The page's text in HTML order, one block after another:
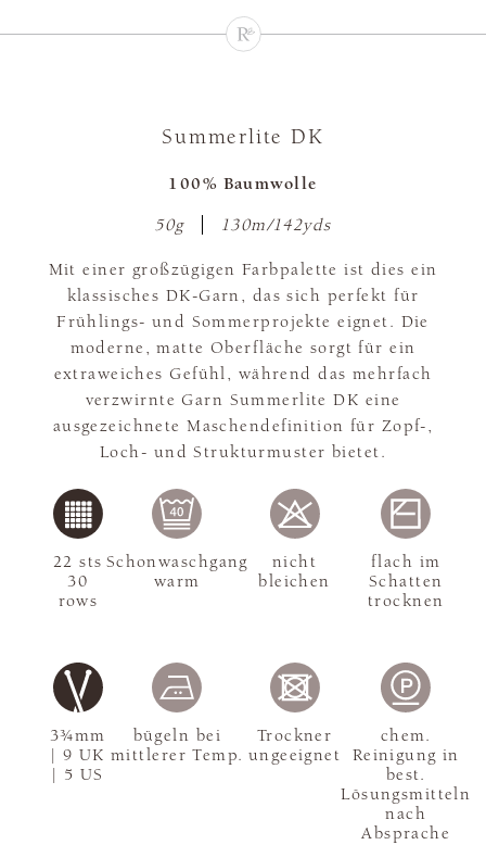
Summerlite DK
100% Baumwolle
50g 130m/142yds
Mit einer großzügigen Farbpalette ist dies ein
klassisches DK-Garn, das sich perfekt für
Frühlings- und Sommerprojekte eignet. Die
moderne, matte Oberfläche sorgt für ein
extraweiches Gefühl, während das mehrfach
verzwirnte Garn Summerlite DK eine
ausgezeichnete Maschendefinition für Zopf-,
Loch- und Strukturmuster bietet.
3¾mm
| 9 UK
| 5 US
22 sts
30
rows
Schonwaschgang
warm
nicht
bleichen
flach im
Schatten
trocknen
bügeln bei
mittlerer Temp.
Trockner
ungeeignet
chem.
Reinigung in
best.
Lösungsmitteln
nach
Absprache